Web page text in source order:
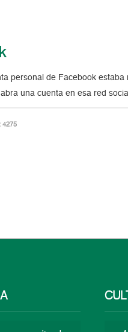
personal de Facebook
una cuenta en esa red
4275